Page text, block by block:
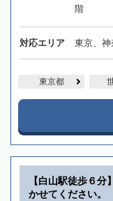
階
対応エリア 東京、
東京都
【白山駅徒歩６
かせてください。